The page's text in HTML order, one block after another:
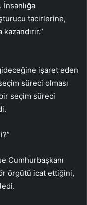
tacirlerine,
işaret eden
süreci olması
seçim süreci
Cumhurbaşkanı
örgütü icat ettiğini,